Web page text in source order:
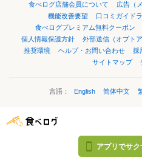
アプリでサク
食べログ店舗会員について
広告（
機能改善要望
口コミガイド
食べログプレミアム無料クーポン
個人情報保護方針
外部送信（オプトア
推奨環境
ヘルプ・お問い合わせ 採
サイトマップ
言語： English 简体中文